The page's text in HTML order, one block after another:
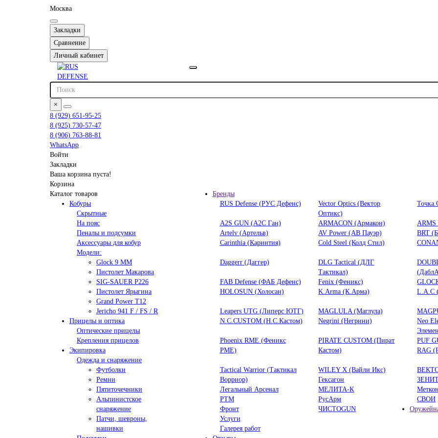
Москва
Закладки
Сравнение
Личный кабинет
×
8 (929) 651-95-25
8 (925) 730-57-47
8 (906) 763-88-81
WhatsApp
Войти
Закладки
Ваша корзина пуста!
Корзина
Каталог товаров
Кобуры
Скрытные
На пояс
Пеналы и подсумки
Аксессуары для кобур
Модели:
Glock 9 ММ
Пистолет Макарова
SIG-SAUER P226
Пистолет Ярыгина
Grand Power T12
Jericho 941 F / FS / R
Прицелы и оптика
Оптические прицелы
Крепления прицелов
Экипировка
Одежда и снаряжение
Футболки
Ремни
Пятиточечники
Альпинистское
снаряжение
Патчи, шевроны,
нашивки
Бренды
RUS Defense (РУС Дефенс)
Vector Optics (Вектор
Оптикc)
A2S GUN (А2С Ган) ARMACON (Армакон)
Artelv (Артельв)
AV Power (АВ Пауэр)
BRT
Carinthia (Каринтия)
Cold Steel (Колд Стил)
Daggerr (Даггер)
DLG Tactical (ДЛГ
Тактикал)
FAB Defense (ФАБ Дефенс)
Fenix (Феникс)
HOLOSUN (Холосан)
K.Arma (К.Арма) L.A.C
Leapers UTG (Липерс ЮТГ) MAGLULA (Маглула)
N.C.CUSTOM (Н.С.Кастом)
Negrini (Негрини)
Neo
Phoenix RME (Феникс
РМЕ)
PIRATE CUSTOM (Пират
Кастом)
PUF
RAG
Tactical Warrior (Тактикал
Ворриор)
WILEY X (Вайли Икс)
Гексагон
Легальный Арсенал
МЕЛИТА-К
РТМ
РусАрм
СВОИ
Фронт
ЧИСТОGUN
Услуги
Галерея работ